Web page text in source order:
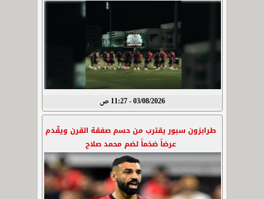
03/08/2026 - 11:27 ص
طرابزون سبور يقترب من حسم صفقة القرن ويقّدم
عرضاً ضخماً لضم محمد صلاح